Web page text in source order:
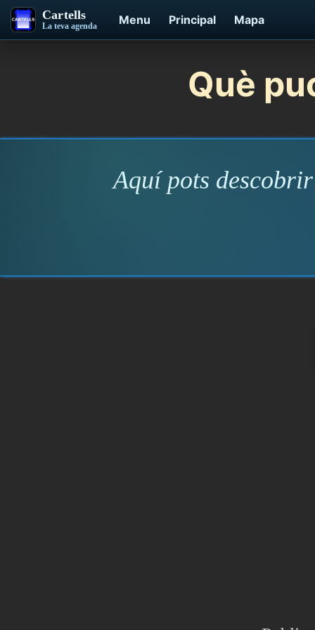
Cartells
La teva agenda Menu Principal Mapa
Què
Aquí pots